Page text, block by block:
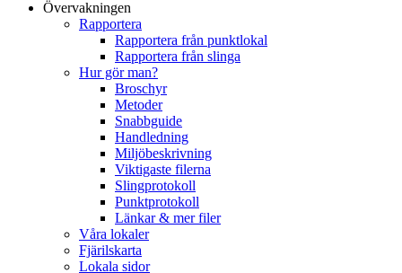
Övervakningen
Rapportera
Rapportera från punktlokal
Rapportera från slinga
Hur gör man?
Broschyr
Metoder
Snabbguide
Handledning
Miljöbeskrivning
Viktigaste filerna
Slingprotokoll
Punktprotokoll
Länkar & mer filer
Våra lokaler
Fjärilskarta
Lokala sidor